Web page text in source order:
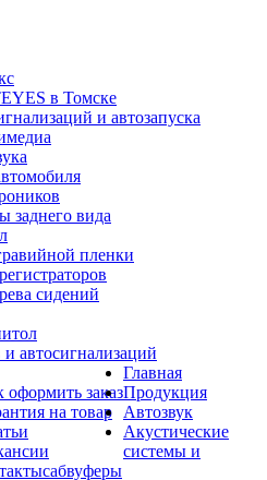
в Томске
и автозапуска
заднего вида
пленки
сидений
автосигнализаций
оформить заказ
на товар
Главная
Продукция
Автозвук
Акустические
системы и
сабвуферы